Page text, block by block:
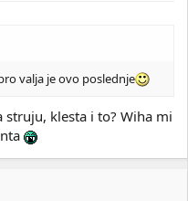
valja je ovo poslednje
struju, klesta i to? Wiha mi